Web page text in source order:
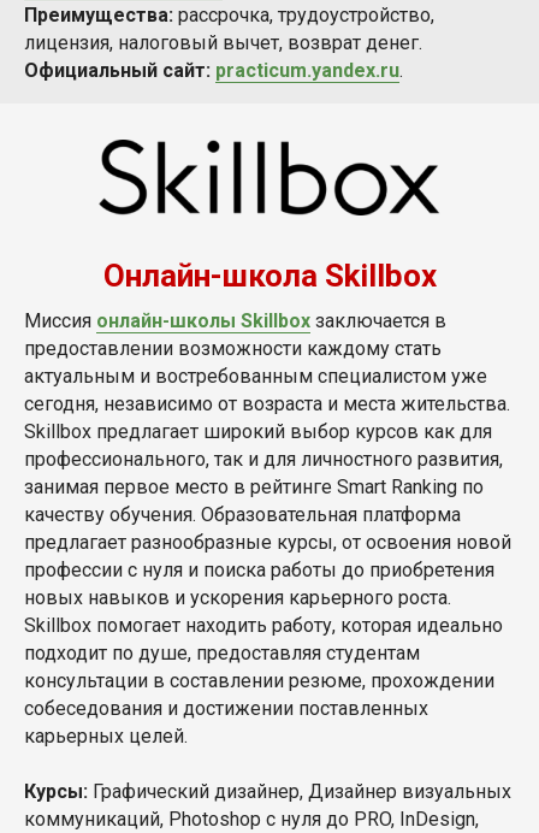
Преимущества: рассрочка, трудоустройство,
лицензия, налоговый вычет, возврат денег.
Официальный сайт: practicum.yandex.ru.
Онлайн-школа Skillbox
Миссия онлайн-школы Skillbox заключается в
предоставлении возможности каждому стать
актуальным и востребованным специалистом уже
сегодня, независимо от возраста и места жительства.
Skillbox предлагает широкий выбор курсов как для
профессионального, так и для личностного развития,
занимая первое место в рейтинге Smart Ranking по
качеству обучения. Образовательная платформа
предлагает разнообразные курсы, от освоения новой
профессии с нуля и поиска работы до приобретения
новых навыков и ускорения карьерного роста.
Skillbox помогает находить работу, которая идеально
подходит по душе, предоставляя студентам
консультации в составлении резюме, прохождении
собеседования и достижении поставленных
карьерных целей.
Курсы: Графический дизайнер, Дизайнер визуальных
коммуникаций, Photoshop с нуля до PRO, InDesign,